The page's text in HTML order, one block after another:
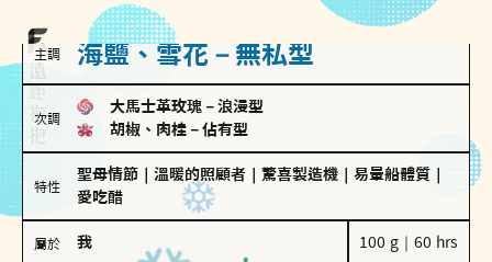
主調 海鹽、雪花－無私型
次調
大馬士革玫瑰 － 浪漫型
胡椒、肉桂 － 佔有型
特性
聖母情節 溫暖的照顧者 驚喜製造機 易暈船體質
愛吃醋
屬於 我 100 g｜60 hrs